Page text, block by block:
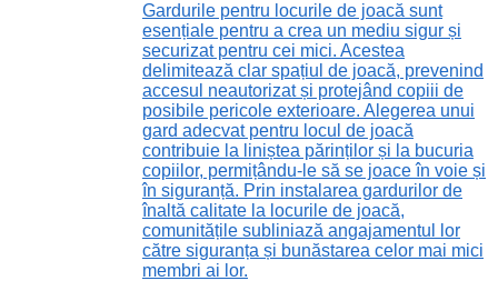
Gardurile pentru locurile de joacă sunt
esențiale pentru a crea un mediu sigur și
securizat pentru cei mici. Acestea
delimitează clar spațiul de joacă, prevenind
accesul neautorizat și protejând copiii de
posibile pericole exterioare. Alegerea unui
gard adecvat pentru locul de joacă
contribuie la liniștea părinților și la bucuria
copiilor, permițându-le să se joace în voie și
în siguranță. Prin instalarea gardurilor de
înaltă calitate la locurile de joacă,
comunitățile subliniază angajamentul lor
către siguranța și bunăstarea celor mai mici
membri ai lor.